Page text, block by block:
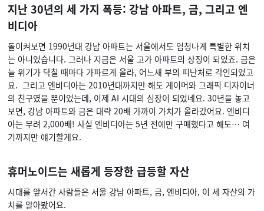
지난 30년의 세 가지 폭등: 강남 아파트, 금, 그리고 엔
비디아
돌이켜보면 1990년대 강남 아파트는 서울에서도 엄청나게 특별한 위치
는 아니었습니다. 그러나 지금은 서울 고가 아파트의 상징이 되었죠. 금은
늘 위기가 닥칠 때마다 가파르게 올라, 어느새 부의 피난처로 각인되었고
요. 그리고 엔비디아는 2010년대까지만 해도 게이머와 그래픽 디자이너
의 친구였을 뿐이었는데, 이제 AI 시대의 심장이 되었네요. 30년을 놓고
보면, 강남 아파트와 금은 대략 20배 가까이 가치가 올라갔어요. 엔비디
아는 무려 2,000배! 사실 엔비디아는 5년 전에만 구매했다고 해도… 여
기까지만 얘기할게요.
휴머노이드는 새롭게 등장한 급등할 자산
시대를 앞서간 사람들은 서울 강남 아파트, 금, 엔비디아, 이 세 자산의 가
치를 알아봤어요.